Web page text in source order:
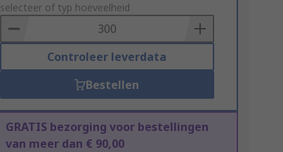
to
Basket
selecteer of typ hoeveelheid
Controleer leverdata
Bestellen
GRATIS bezorging voor bestellingen
van meer dan € 90,00